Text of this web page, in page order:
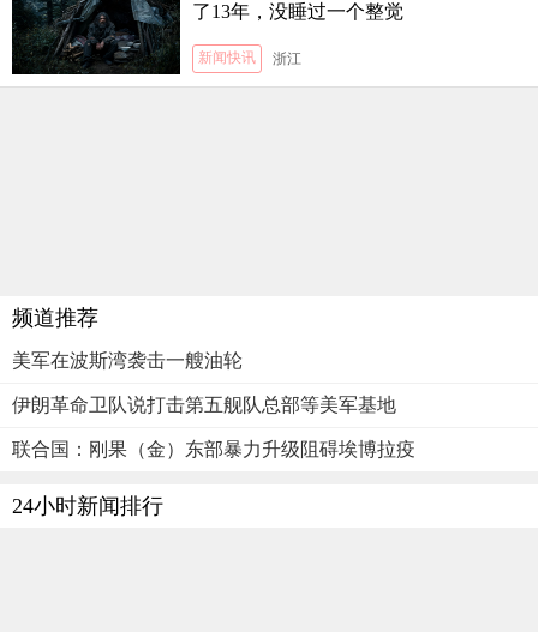
了13年，没睡过一个整觉
新闻快讯 浙江
频道推荐
美军在波斯湾袭击一艘油轮
伊朗革命卫队说打击第五舰队总部等美军基地
联合国：刚果（金）东部暴力升级阻碍埃博拉疫
24小时新闻排行